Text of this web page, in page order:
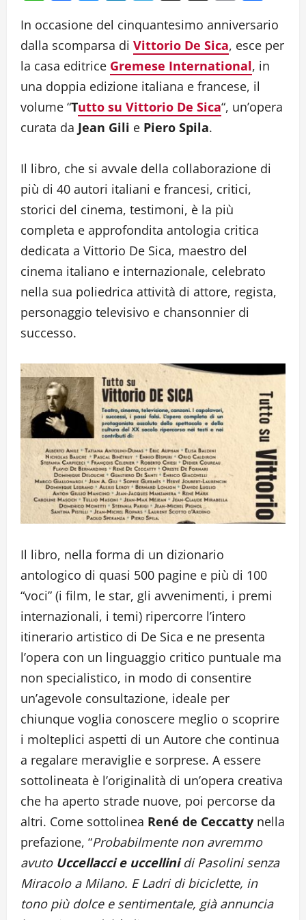
In occasione del cinquantesimo anniversario
dalla scomparsa di Vittorio De Sica, esce per
la casa editrice Gremese International, in
una doppia edizione italiana e francese, il
volume “Tutto su Vittorio De Sica“, un’opera
curata da Jean Gili e Piero Spila.
Il libro, che si avvale della collaborazione di
più di 40 autori italiani e francesi, critici,
storici del cinema, testimoni, è la più
completa e approfondita antologia critica
dedicata a Vittorio De Sica, maestro del
cinema italiano e internazionale, celebrato
nella sua poliedrica attività di attore, regista,
personaggio televisivo e chansonnier di
successo.
Il libro, nella forma di un dizionario
antologico di quasi 500 pagine e più di 100
“voci” (i film, le star, gli avvenimenti, i premi
internazionali, i temi) ripercorre l’intero
itinerario artistico di De Sica e ne presenta
l’opera con un linguaggio critico puntuale ma
non specialistico, in modo di consentire
un’agevole consultazione, ideale per
chiunque voglia conoscere meglio o scoprire
i molteplici aspetti di un Autore che continua
a regalare meraviglie e sorprese. A essere
sottolineata è l’originalità di un’opera creativa
che ha aperto strade nuove, poi percorse da
altri. Come sottolinea René de Ceccatty nella
prefazione, “Probabilmente non avremmo
avuto Uccellacci e uccellinidi Pasolini senza
Miracolo a Milano. E Ladri di biciclette, in
tono più dolce e sentimentale, già annuncia